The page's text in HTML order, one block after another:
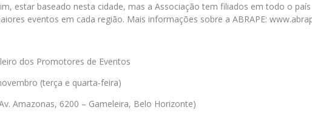
estar baseado nesta cidade, mas a Associação tem filiados em todo o
eventos em cada região. Mais informações sobre a ABRAPE:
dos Promotores de Eventos
(terça e quarta-feira)
Amazonas, 6200 – Gameleira, Belo Horizonte)